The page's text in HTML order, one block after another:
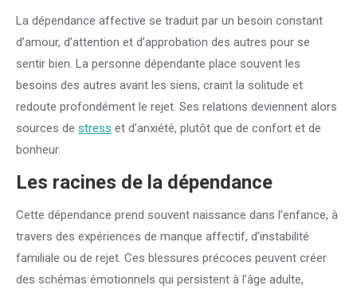
La dépendance affective se traduit par un besoin constant
d’amour, d’attention et d’approbation des autres pour se
sentir bien. La personne dépendante place souvent les
besoins des autres avant les siens, craint la solitude et
redoute profondément le rejet. Ses relations deviennent alors
sources de stress et d’anxiété, plutôt que de confort et de
bonheur.
Les racines de la dépendance
Cette dépendance prend souvent naissance dans l’enfance, à
travers des expériences de manque affectif, d’instabilité
familiale ou de rejet. Ces blessures précoces peuvent créer
des schémas émotionnels qui persistent à l’âge adulte,